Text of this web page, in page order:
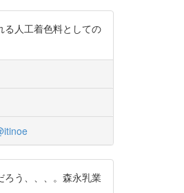
る人工着色料としての
ろう、、、。森永乳業